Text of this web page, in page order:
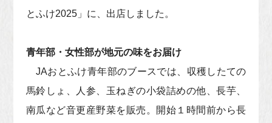
とふけ2025」に、出店しました。
青年部・女性部が地元の味をお届け
JAおとふけ青年部のブースでは、収穫したての
馬鈴しょ、人参、玉ねぎの小袋詰めの他、長芋、
南瓜など音更産野菜を販売。開始１時間前から長